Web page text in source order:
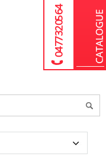
04 77 32 05 64